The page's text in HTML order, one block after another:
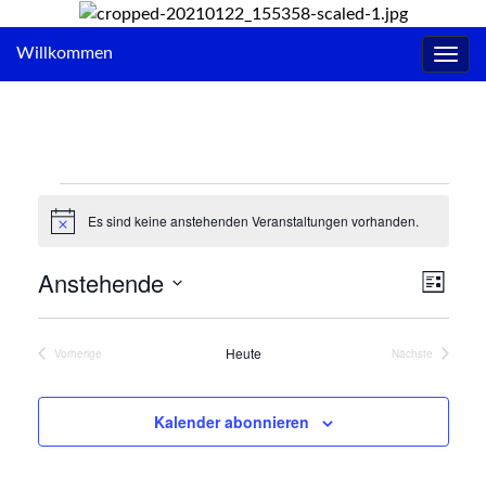
Willkommen
Veranstaltungen
HinweisEs sind keine anstehenden Veranstaltungen vorhanden.
Liste
Anstehende
Vorherige
Heute
Nächste
Kalender abonnieren